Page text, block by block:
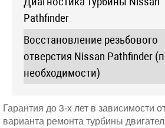
Pathfinder
Восстановление резьбового
отверстия Nissan Pathfinder
необходимости)
Гарантия до 3-х лет в зависимости
варианта ремонта турбины